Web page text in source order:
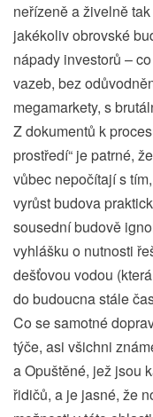
neřízeně a živelně
jakékoliv obrovské
nápady investorů –
vazeb, bez
megamarkety, s
Z dokumentů k
prostředí“ je patrné,
vůbec nepočítají s
vyrůst budova
sousední budově
vyhlášku o nutnosti
dešťovou vodou
do budoucna stále
Co se samotné
týče, asi všichni
a Opuštěné, jež jsou
řidičů, a je jasné, že